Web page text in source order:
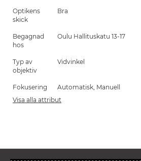
Optikens
skick
Bra
Begagnad
hos
Oulu Hallituskatu 13-17
Typ av
objektiv
Vidvinkel
Fokusering
Automatisk, Manuell
Visa alla attribut